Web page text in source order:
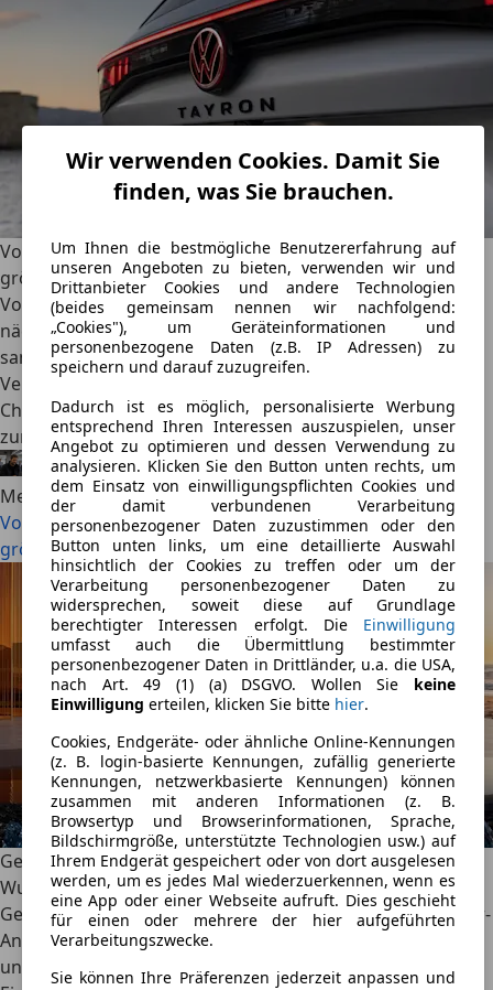
Wir verwenden Cookies. Damit Sie
finden, was Sie brauchen.
Um Ihnen die bestmögliche Benutzererfahrung auf
unseren Angeboten zu bieten, verwenden wir und
Drittanbieter Cookies und andere Technologien
(beides gemeinsam nennen wir nachfolgend:
„Cookies"), um Geräteinformationen und
personenbezogene Daten (z.B. IP Adressen) zu
speichern und darauf zuzugreifen.
Dadurch ist es möglich, personalisierte Werbung
entsprechend Ihren Interessen auszuspielen, unser
Angebot zu optimieren und dessen Verwendung zu
analysieren. Klicken Sie den Button unten rechts, um
dem Einsatz von einwilligungspflichten Cookies und
der damit verbundenen Verarbeitung
personenbezogener Daten zuzustimmen oder den
Button unten links, um eine detaillierte Auswahl
hinsichtlich der Cookies zu treffen oder um der
Verarbeitung personenbezogener Daten zu
widersprechen, soweit diese auf Grundlage
berechtigter Interessen erfolgt. Die Einwilligung
umfasst auch die Übermittlung bestimmter
personenbezogener Daten in Drittländer, u.a. die USA,
nach Art. 49 (1) (a) DSGVO. Wollen Sie keine
Einwilligung erteilen, klicken Sie bitte hier.
Cookies, Endgeräte- oder ähnliche Online-Kennungen
(z. B. login-basierte Kennungen, zufällig generierte
Kennungen, netzwerkbasierte Kennungen) können
zusammen mit anderen Informationen (z. B.
Browsertyp und Browserinformationen, Sprache,
Bildschirmgröße, unterstützte Technologien usw.) auf
Ihrem Endgerät gespeichert oder von dort ausgelesen
werden, um es jedes Mal wiederzuerkennen, wenn es
eine App oder einer Webseite aufruft. Dies geschieht
für einen oder mehrere der hier aufgeführten
Verarbeitungszwecke.
Sie können Ihre Präferenzen jederzeit anpassen und
Volkswagen: Gewinn bricht weiter ein, China bleibt das
größte Problem
Volkswagen steckt weiter im Krisenmodus. Nun die
nächste Hiobsbotschaft: Auch im zweiten Quartal 2026
sank der Nettogewinn. Diesmal um knapp ein Drittel.
Verantwortlich sind vor allem das nochmals schlechtere
China-Geschäft, internationale Handelszölle und der
zunehmende Wettbewerbsdruck.
Alexander Nocker·24.07.2026·4 Min. Lesezeit
Mehr lesen
Volkswagen: Gewinn bricht weiter ein, China bleibt das
größte Problem
Geely Galaxy TT: Das effizienteste Auto der Welt?
Wunderantrieb halbiert den Verbrauch
Geely hat in einem Galaxy TT-Prototyp den neuen Thunder-
Antrieb vorgestellt. Das System bündelt zwölf Hardware-
und vier Software-Komponenten in einer kompakten